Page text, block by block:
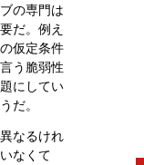
の専門は
だ。例え
仮定条件
う脆弱性
にしてい
だ。
なるけれ
なくて